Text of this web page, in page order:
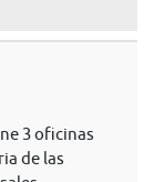
3 oficinas
de las